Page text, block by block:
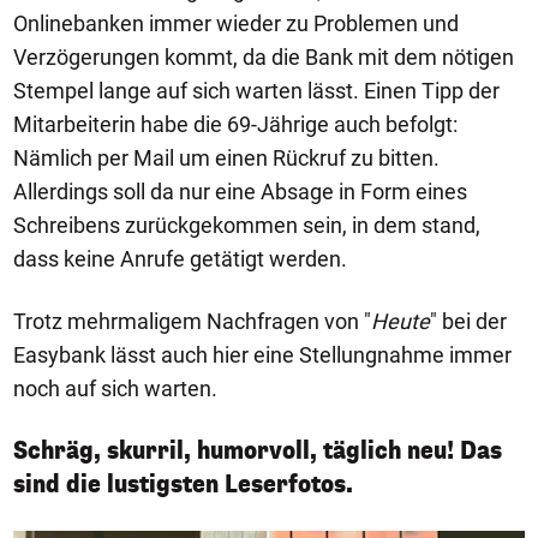
Onlinebanken immer wieder zu Problemen und
Verzögerungen kommt, da die Bank mit dem nötigen
Stempel lange auf sich warten lässt. Einen Tipp der
Mitarbeiterin habe die 69-Jährige auch befolgt:
Nämlich per Mail um einen Rückruf zu bitten.
Allerdings soll da nur eine Absage in Form eines
Schreibens zurückgekommen sein, in dem stand,
dass keine Anrufe getätigt werden.
Trotz mehrmaligem Nachfragen von "Heute" bei der
Easybank lässt auch hier eine Stellungnahme immer
noch auf sich warten.
Schräg, skurril, humorvoll, täglich neu! Das
sind die lustigsten Leserfotos.
1/50